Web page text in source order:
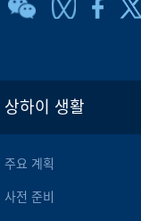
상하이 생활
주요 계획
사전 준비